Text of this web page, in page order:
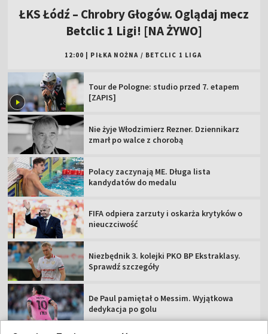
ŁKS Łódź – Chrobry Głogów. Oglądaj mecz
Betclic 1 Ligi! [NA ŻYWO]
12:00 PIŁKA NOŻNA / BETCLIC 1 LIGA
Tour de Pologne: studio przed 7. etapem
[ZAPIS]
Nie żyje Włodzimierz Rezner. Dziennikarz
zmarł po walce z chorobą
Polacy zaczynają ME. Długa lista
kandydatów do medalu
FIFA odpiera zarzuty i oskarża krytyków o
nieuczciwość
Niezbędnik 3. kolejki PKO BP Ekstraklasy.
Sprawdź szczegóły
De Paul pamiętał o Messim. Wyjątkowa
dedykacja po golu